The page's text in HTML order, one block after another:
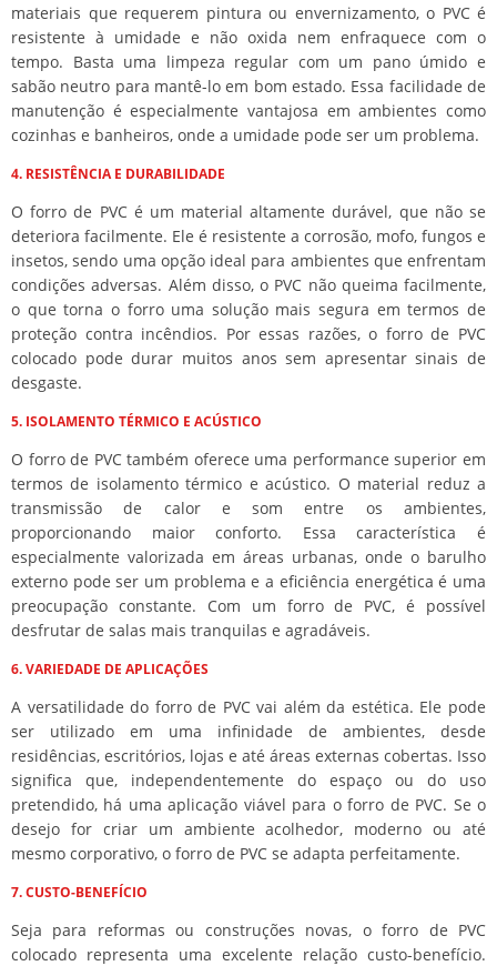
materiais que requerem pintura ou envernizamento, o PVC é
resistente à umidade e não oxida nem enfraquece com o
tempo. Basta uma limpeza regular com um pano úmido e
sabão neutro para mantê-lo em bom estado. Essa facilidade de
manutenção é especialmente vantajosa em ambientes como
cozinhas e banheiros, onde a umidade pode ser um problema.
4. RESISTÊNCIA E DURABILIDADE
O forro de PVC é um material altamente durável, que não se
deteriora facilmente. Ele é resistente a corrosão, mofo, fungos e
insetos, sendo uma opção ideal para ambientes que enfrentam
condições adversas. Além disso, o PVC não queima facilmente,
o que torna o forro uma solução mais segura em termos de
proteção contra incêndios. Por essas razões, o forro de PVC
colocado pode durar muitos anos sem apresentar sinais de
desgaste.
5. ISOLAMENTO TÉRMICO E ACÚSTICO
O forro de PVC também oferece uma performance superior em
termos de isolamento térmico e acústico. O material reduz a
transmissão de calor e som entre os ambientes,
proporcionando maior conforto. Essa característica é
especialmente valorizada em áreas urbanas, onde o barulho
externo pode ser um problema e a eficiência energética é uma
preocupação constante. Com um forro de PVC, é possível
desfrutar de salas mais tranquilas e agradáveis.
6. VARIEDADE DE APLICAÇÕES
A versatilidade do forro de PVC vai além da estética. Ele pode
ser utilizado em uma infinidade de ambientes, desde
residências, escritórios, lojas e até áreas externas cobertas. Isso
significa que, independentemente do espaço ou do uso
pretendido, há uma aplicação viável para o forro de PVC. Se o
desejo for criar um ambiente acolhedor, moderno ou até
mesmo corporativo, o forro de PVC se adapta perfeitamente.
7. CUSTO-BENEFÍCIO
Seja para reformas ou construções novas, o forro de PVC
colocado representa uma excelente relação custo-benefício.